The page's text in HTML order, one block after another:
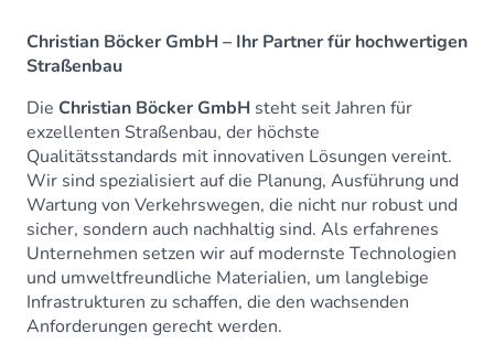
Christian Böcker GmbH – Ihr Partner für hochwertigen
Straßenbau
Die Christian Böcker GmbH steht seit Jahren für
exzellenten Straßenbau, der höchste
Qualitätsstandards mit innovativen Lösungen vereint.
Wir sind spezialisiert auf die Planung, Ausführung und
Wartung von Verkehrswegen, die nicht nur robust und
sicher, sondern auch nachhaltig sind. Als erfahrenes
Unternehmen setzen wir auf modernste Technologien
und umweltfreundliche Materialien, um langlebige
Infrastrukturen zu schaffen, die den wachsenden
Anforderungen gerecht werden.